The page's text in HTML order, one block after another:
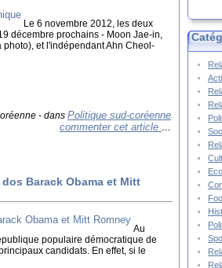
Le 6 novembre 2012, les deux
décembre prochains - Moon Jae-in,
et l'indépendant Ahn Cheol-
- dans Politique sud-coréenne
commenter cet article …
Barack Obama et Mitt
Au
populaire démocratique de
candidats. En effet, si le